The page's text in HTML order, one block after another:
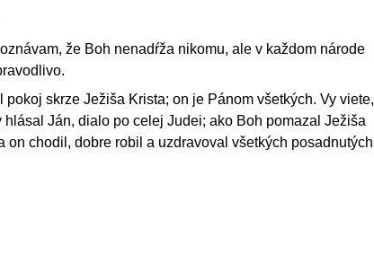
že Boh nenadŕža nikomu, ale v každom národe
skrze Ježiša Krista; on je Pánom všetkých. Vy viete,
Ján, dialo po celej Judei; ako Boh pomazal Ježiša
on chodil, dobre robil a uzdravoval všetkých posadnutých